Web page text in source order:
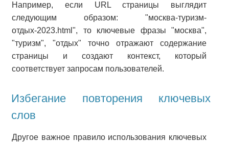
Например, если URL страницы выглядит
следующим образом: "москва-туризм-
отдых-2023.html", то ключевые фразы "москва",
"туризм", "отдых" точно отражают содержание
страницы и создают контекст, который
соответствует запросам пользователей.
Избегание повторения ключевых
слов
Другое важное правило использования ключевых